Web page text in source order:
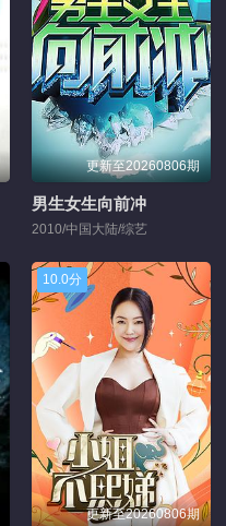
更新至20260806期
男生女生向前冲
2010/中国大陆/综艺
10.0分
更新至20260806期